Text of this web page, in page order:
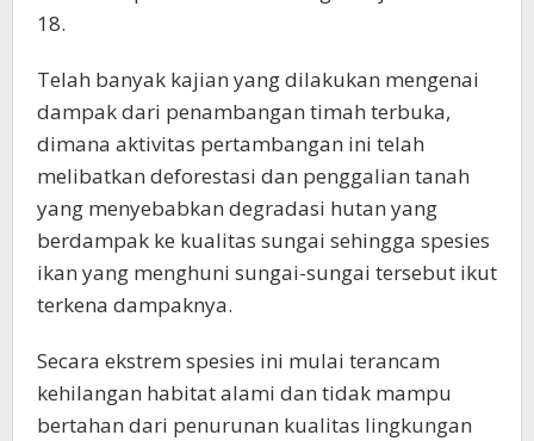
18.
Telah banyak kajian yang dilakukan mengenai
dampak dari penambangan timah terbuka,
dimana aktivitas pertambangan ini telah
melibatkan deforestasi dan penggalian tanah
yang menyebabkan degradasi hutan yang
berdampak ke kualitas sungai sehingga spesies
ikan yang menghuni sungai-sungai tersebut ikut
terkena dampaknya.
Secara ekstrem spesies ini mulai terancam
kehilangan habitat alami dan tidak mampu
bertahan dari penurunan kualitas lingkungan